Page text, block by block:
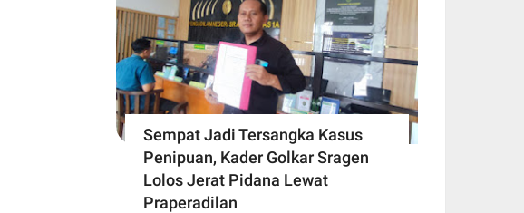
Sempat Jadi Tersangka Kasus
Penipuan, Kader Golkar Sragen
Lolos Jerat Pidana Lewat
Praperadilan